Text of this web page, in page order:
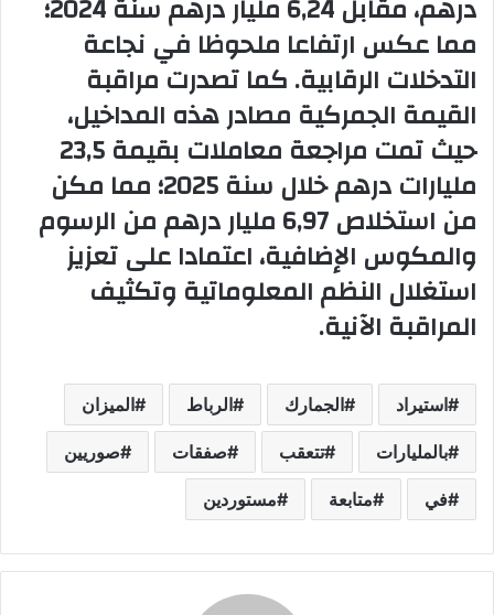
درهم، مقابل 6,24 مليار درهم سنة 2024؛
مما عكس ارتفاعا ملحوظا في نجاعة
التدخلات الرقابية. كما تصدرت مراقبة
القيمة الجمركية مصادر هذه المداخيل،
حيث تمت مراجعة معاملات بقيمة 23,5
مليارات درهم خلال سنة 2025؛ مما مكن
من استخلاص 6,97 مليار درهم من الرسوم
والمكوس الإضافية، اعتمادا على تعزيز
استغلال النظم المعلوماتية وتكثيف
المراقبة الآنية.
استيراد الجمارك الرباط الميزان
بالمليارات تتعقب صفقات صوريين
في متابعة مستوردين